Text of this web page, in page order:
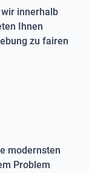
innerhalb
Ihnen
zu fairen
modernsten
Problem